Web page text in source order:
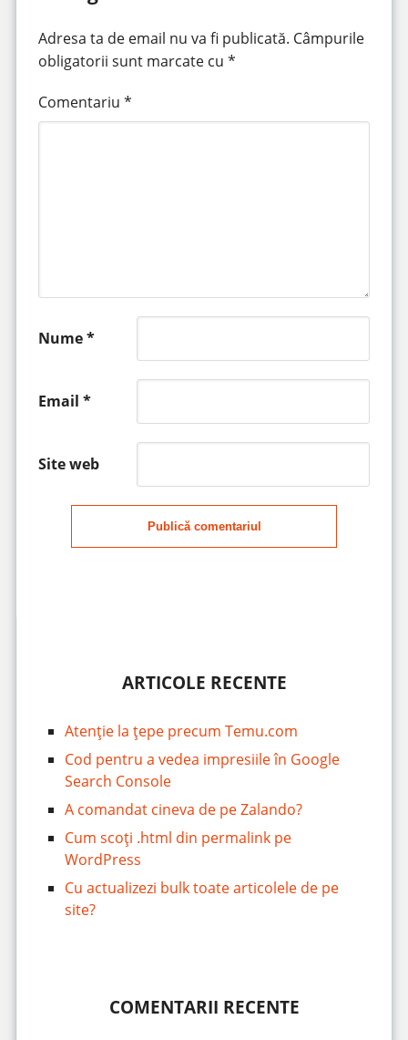
Adresa ta de email nu va fi publicată. Câmpurile
obligatorii sunt marcate cu *
Comentariu *
Nume*
Email *
Site web
Publică comentariul
ARTICOLE RECENTE
Atenție la țepe precum Temu.com
Cod pentru a vedea impresiile în Google
Search Console
A comandat cineva de pe Zalando?
Cum scoți .html din permalink pe
WordPress
Cu actualizezi bulk toate articolele de pe
site?
COMENTARII RECENTE